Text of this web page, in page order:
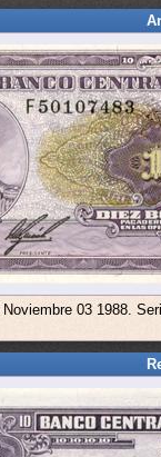
03 1988.